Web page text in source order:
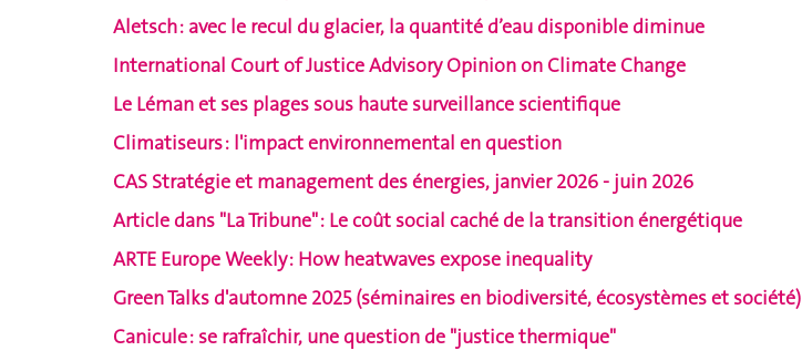
Aletsch : avec le recul du glacier, la quantité d’eau disponible diminue
International Court of Justice Advisory Opinion on Climate Change
Le Léman et ses plages sous haute surveillance scientifique
Climatiseurs : l'impact environnemental en question
CAS Stratégie et management des énergies, janvier 2026 - juin 2026
Article dans "La Tribune" : Le coût social caché de la transition énergétique
ARTE Europe Weekly : How heatwaves expose inequality
Green Talks d'automne 2025 (séminaires en biodiversité, écosystèmes et société)
Canicule : se rafraîchir, une question de "justice thermique"